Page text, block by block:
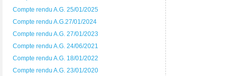
Compte rendu A.G. 25/01/2025
Compte rendu A.G.27/01/2024
Compte rendu A.G. 27/01/2023
Compte rendu A.G. 24/06/2021
Compte rendu A.G. 18/01/2022
Compte rendu A.G. 23/01/2020